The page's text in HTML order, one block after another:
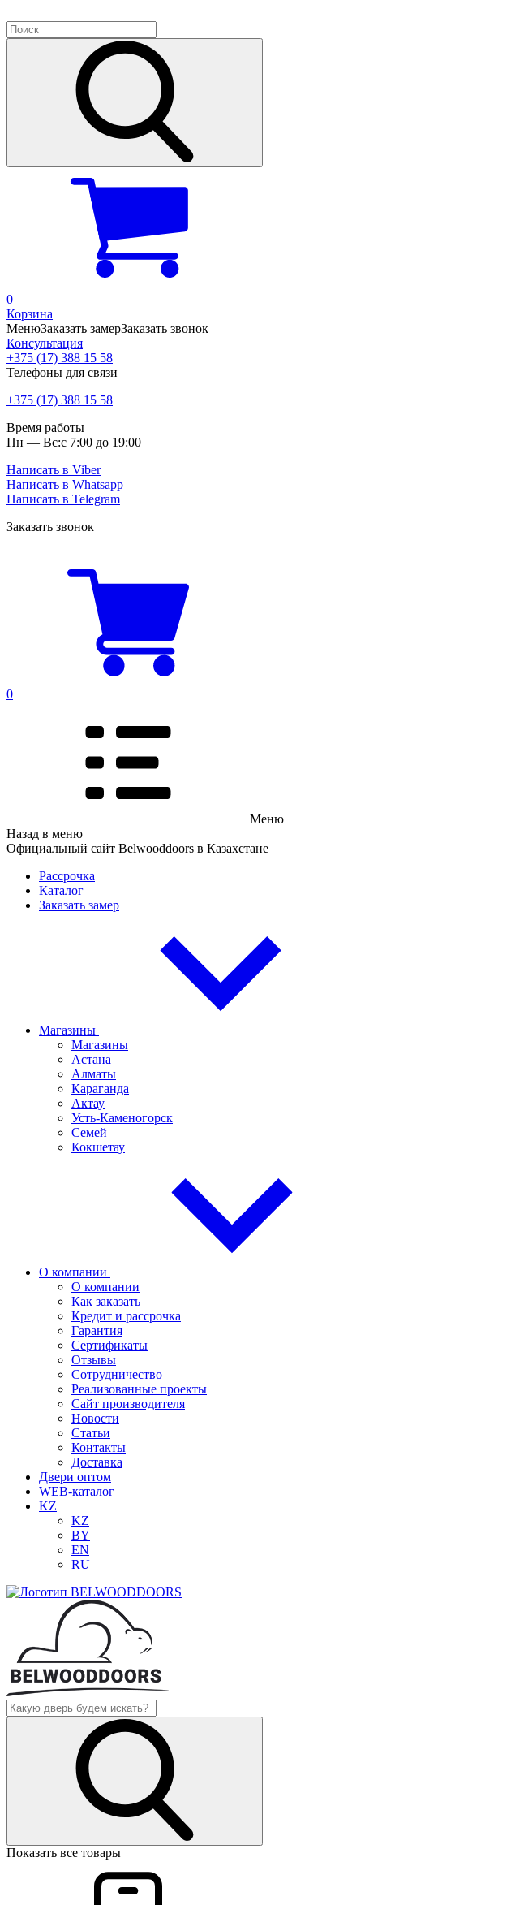
0
Корзина
МенюЗаказать замерЗаказать звонок
Консультация
+375 (17) 388 15 58
Телефоны для связи
+375 (17) 388 15 58
Время работы
Пн — Вс:с 7:00 до 19:00
Написать в Viber
Написать в Whatsapp
Написать в Telegram
Заказать звонок
0
Меню
Назад в меню
Официальный сайт Belwooddoors в Казахстане
Рассрочка
Каталог
Заказать замер
Магазины
Магазины
Астана
Алматы
Караганда
Актау
Усть-Каменогорск
Семей
Кокшетау
О компании
О компании
Как заказать
Кредит и рассрочка
Гарантия
Сертификаты
Отзывы
Сотрудничество
Реализованные проекты
Сайт производителя
Новости
Статьи
Контакты
Доставка
Двери оптом
WEB-каталог
KZ
KZ
BY
EN
RU
Показать все товары